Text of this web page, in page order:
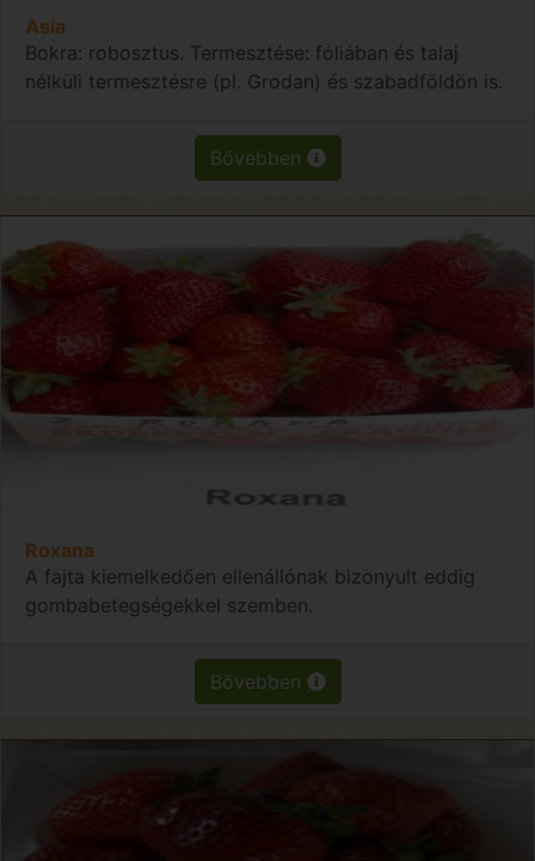
Asia
Bokra: robosztus. Termesztése: fóliában és talaj
nélküli termesztésre (pl. Grodan) és szabadföldön is.
Bővebben
Roxana
A fajta kiemelkedően ellenállónak bizonyult eddig
gombabetegségekkel szemben.
Bővebben